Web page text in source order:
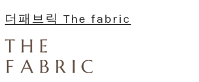
더패브릭 The fabric